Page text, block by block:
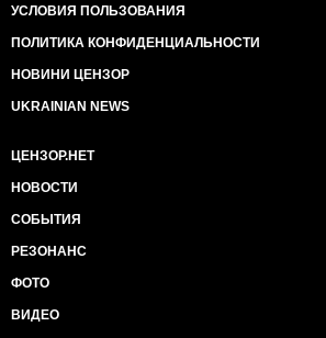
УСЛОВИЯ ПОЛЬЗОВАНИЯ
ПОЛИТИКА КОНФИДЕНЦИАЛЬНОСТИ
НОВИНИ ЦЕНЗОР
UKRAINIAN NEWS
ЦЕНЗОР.НЕТ
НОВОСТИ
СОБЫТИЯ
РЕЗОНАНС
ФОТО
ВИДЕО